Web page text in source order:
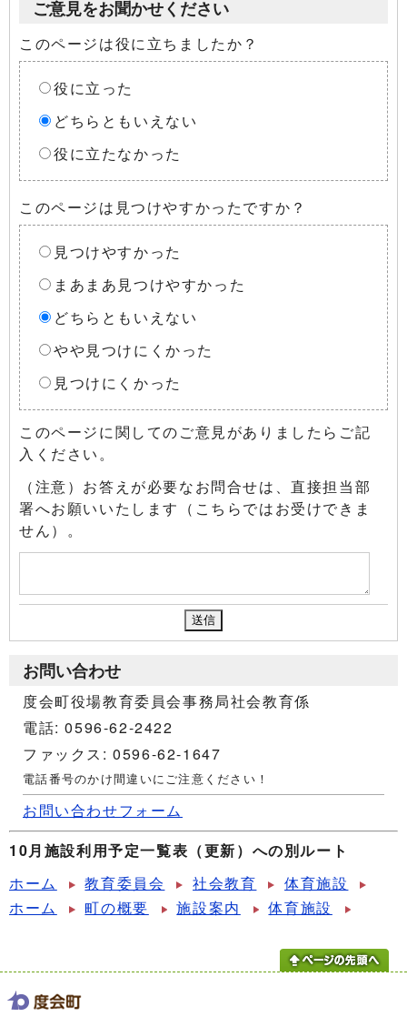
ご意見をお聞かせください
このページは役に立ちましたか？
役に立った
どちらともいえない
役に立たなかった
このページは見つけやすかったですか？
見つけやすかった
まあまあ見つけやすかった
どちらともいえない
やや見つけにくかった
見つけにくかった
このページに関してのご意見がありましたらご記
入ください。
（注意）お答えが必要なお問合せは、直接担当部
署へお願いいたします（こちらではお受けできま
せん）。
お問い合わせ
度会町役場教育委員会事務局社会教育係
電話: 0596-62-2422
ファックス: 0596-62-1647
電話番号のかけ間違いにご注意ください！
お問い合わせフォーム
10月施設利用予定一覧表（更新）への別ルート
ホーム
教育委員会 社会教育
体育施設
ホーム
町の概要 施設案内 体育施設